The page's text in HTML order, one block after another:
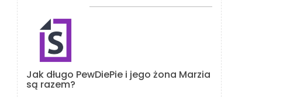
Jak długo PewDiePie i jego żona Marzia
są razem?